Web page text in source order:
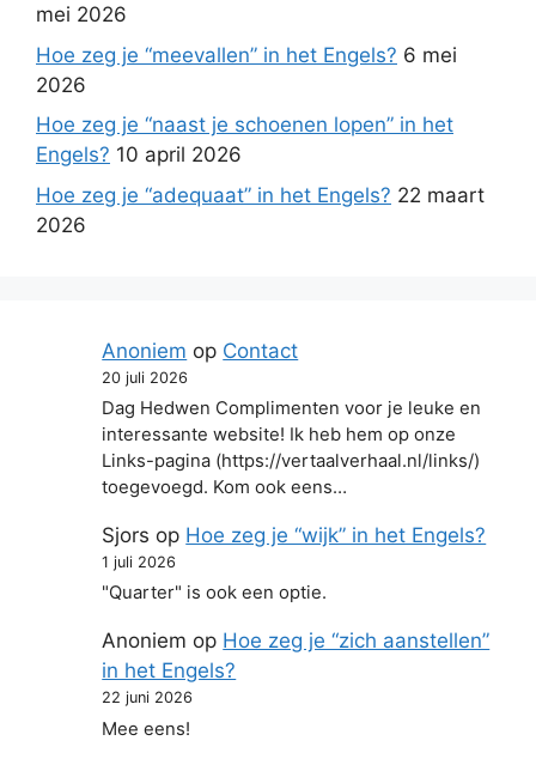
mei 2026
Hoe zeg je “meevallen” in het Engels? 6 mei
2026
Hoe zeg je “naast je schoenen lopen” in het
Engels? 10 april 2026
Hoe zeg je “adequaat” in het Engels? 22 maart
2026
Anoniem op Contact
20 juli 2026
Dag Hedwen Complimenten voor je leuke en
interessante website! Ik heb hem op onze
Links-pagina (https://vertaalverhaal.nl/links/)
toegevoegd. Kom ook eens…
Sjors op Hoe zeg je “wijk” in het Engels?
1 juli 2026
"Quarter" is ook een optie.
Anoniem op Hoe zeg je “zich aanstellen”
in het Engels?
22 juni 2026
Mee eens!